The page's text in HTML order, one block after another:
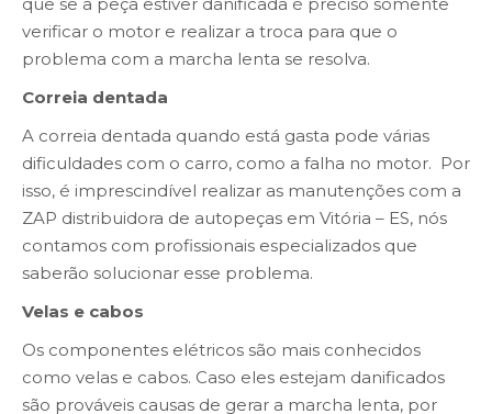
verificar o motor e realizar a troca para que o
problema com a marcha lenta se resolva.
Correia dentada
A correia dentada quando está gasta pode várias
dificuldades com o carro, como a falha no motor. Por
isso, é imprescindível realizar as manutenções com a
ZAP distribuidora de autopeças em Vitória – ES, nós
contamos com profissionais especializados que
saberão solucionar esse problema.
Velas e cabos
Os componentes elétricos são mais conhecidos
como velas e cabos. Caso eles estejam danificados
são prováveis causas de gerar a marcha lenta, por